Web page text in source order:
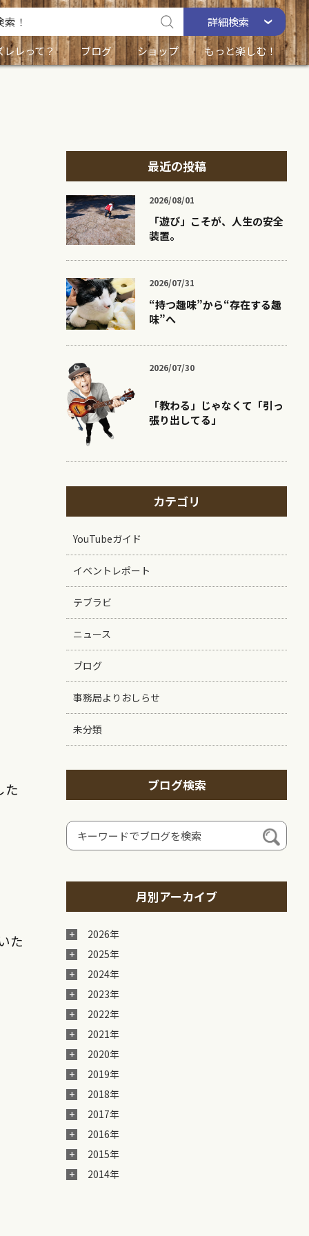
詳細検索
レレって？
ブログ ショップ もっと楽しむ！
た
た
最近の投稿
2026/08/01
「遊び」こそが、人生の安全
装置。
2026/07/31
“持つ趣味”から“存在する趣
味”へ
2026/07/30
「教わる」じゃなくて「引っ
張り出してる」
カテゴリ
YouTubeガイド
イベントレポート
テブラビ
ニュース
ブログ
事務局よりおしらせ
未分類
ブログ検索
月別アーカイブ
2026年
2025年
2024年
2023年
2022年
2021年
2020年
2019年
2018年
2017年
2016年
2015年
2014年